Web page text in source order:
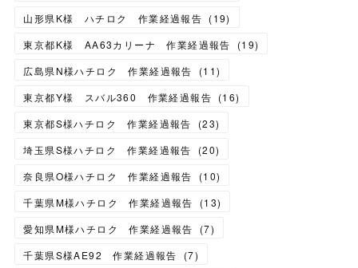
山形県K様 ハチロク 作業経過報告 (19)
東京都K様 AA63カリーナ 作業経過報告
(19)
広島県N様ハチロク 作業経過報告
(11)
東京都Y様 スバル360 作業経過報告 (16)
東京都S様ハチロク 作業経過報告
(23)
埼玉県S様ハチロク 作業経過報告
(20)
奈良県O様ハチロク 作業経過報告
(10)
千葉県M様ハチロク 作業経過報告
(13)
愛知県M様ハチロク 作業経過報告
(7)
千葉県S様AE92 作業経過報告
(7)